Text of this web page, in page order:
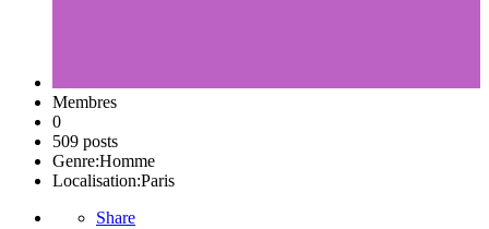
Membres
0
509 posts
Genre:Homme
Localisation:Paris
Share